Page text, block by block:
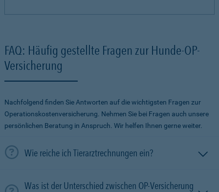
FAQ: Häufig gestellte Fragen zur Hunde-OP-
Versicherung
Nachfolgend finden Sie Antworten auf die wichtigsten Fragen zur
Operationskostenversicherung. Nehmen Sie bei Fragen auch unsere
persönlichen Beratung in Anspruch. Wir helfen Ihnen gerne weiter.
Wie reiche ich Tierarztrechnungen ein?
Was ist der Unterschied zwischen OP-Versicherung